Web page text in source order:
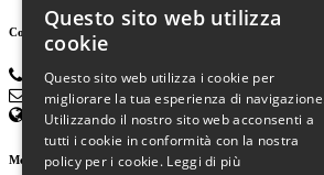
Contatti
+39.0431.430155
info@siriobibione.com
agenziasiriosas@lamiapec.it
Meteo:
Questo sito web utilizza
cookie
Questo sito web utilizza i cookie per
migliorare la tua esperienza di
Utilizzando il nostro sito web acconsenti a
tutti i cookie in conformità con la nostra
policy per i cookie. Leggi di più